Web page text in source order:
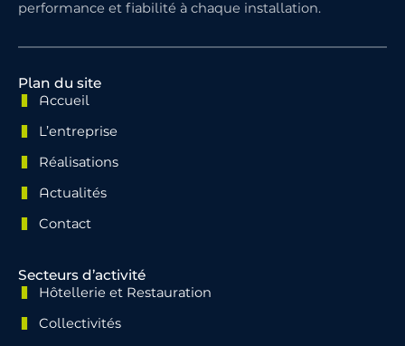
performance et fiabilité à chaque installation.
Plan du site
Accueil
L’entreprise
Réalisations
Actualités
Contact
Secteurs d’activité
Hôtellerie et Restauration
Collectivités